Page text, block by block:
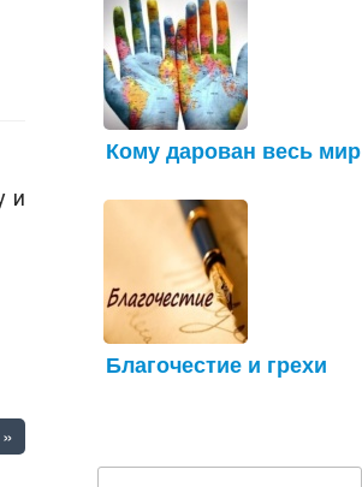
и
»
Кому дарован весь мир
Благочестие и грехи